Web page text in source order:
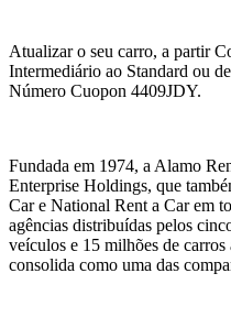
Atualizar o seu carro, a partir
Intermediário ao Standard ou
Número Cuopon 4409JDY.
Fundada em 1974, a Alamo
Enterprise Holdings, que
Car e National Rent a Car em
agências distribuídas pelos
veículos e 15 milhões de
consolida como uma das